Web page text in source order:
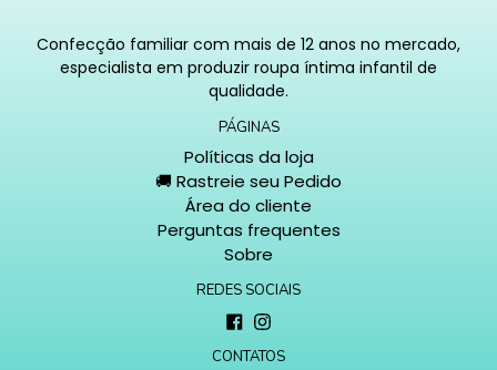
Confecção familiar com mais de 12 anos no mercado,
especialista em produzir roupa íntima infantil de
qualidade.
PÁGINAS
Políticas da loja
🚚 Rastreie seu Pedido
Área do cliente
Perguntas frequentes
Sobre
REDES SOCIAIS
Facebook
Instagram
CONTATOS